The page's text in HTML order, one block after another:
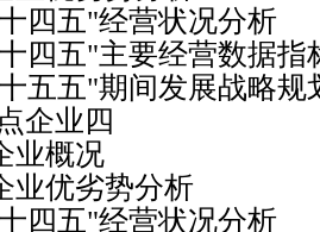
"经营状况分析
"主要经营数据指
"期间发展战略规
企业四
概况
劣势分析
"经营状况分析